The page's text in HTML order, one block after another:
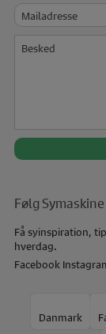
Mailadresse
Besked
Følg
Få syinspiration,
hverdag.
Facebook
Danmark